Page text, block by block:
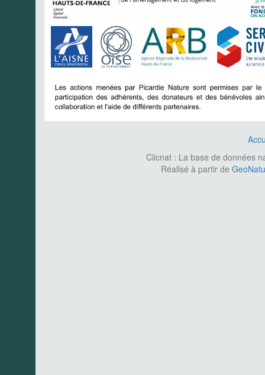
Clicnat : La base de données
Réalisé à partir de